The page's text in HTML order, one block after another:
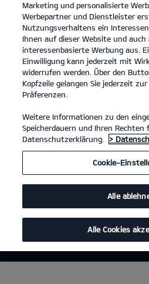
Dein Kia ist älter als fünf Jahre?
Dann haben wir ein smartes
Marketing und personalisierte
Werbepartner und Dienstleister
Nutzungsverhaltens ein
Ihnen auf dieser Website und
interessenbasierte Werbung aus.
Einwilligung kann jederzeit mit
widerrufen werden. Über den
Kopfzeile gelangen Sie jederzeit
Präferenzen.
Weitere Informationen zu den
Speicherdauern und Ihren Rechten
Datenschutzerklärung.
>
Cookie-
Alle
Alle Cookies